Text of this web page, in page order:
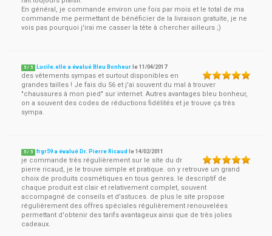
En général, je commande environ une fois par mois et le total de ma
commande me permettant de bénéficier de la livraison gratuite, je ne
vois pas pourquoi j'irai me casser la tête à chercher ailleurs ;)
5 / 5 Lucile.elle a évalué Bleu Bonheur le11/04/2017
des vêtements sympas et surtout disponibles en
grandes tailles ! Je fais du 56 et j'ai souvent du mal à trouver
"chaussures à mon pied" sur internet. Autres avantages bleu bonheur,
on a souvent des codes de réductions fidélités et je trouve ça très
sympa.
5 / 5 frgr59 a évalué Dr. Pierre Ricaud le14/02/2011
je commande très régulièrement sur le site du dr
pierre ricaud, je le trouve simple et pratique. on y retrouve un grand
choix de produits cosmétiques en tous genres. le descriptif de
chaque produit est clair et relativement complet, souvent
accompagné de conseils et d'astuces. de plus le site propose
régulièrement des offres spéciales régulièrement renouvelées
permettant d'obtenir des tarifs avantageux ainsi que de très jolies
cadeaux.